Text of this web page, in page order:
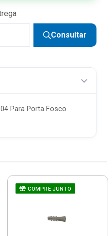
Consultar
Para Porta Fosco
COMPRE JUNTO